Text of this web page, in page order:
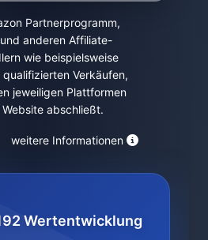
Partnerprogramm,
anderen Affiliate-
wie beispielsweise
Verkäufen,
jeweiligen Plattformen
abschließt.
weitere Informationen
Wertentwicklung